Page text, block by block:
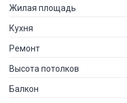
Жилая площадь
Кухня
Ремонт
Высота потолков
Балкон